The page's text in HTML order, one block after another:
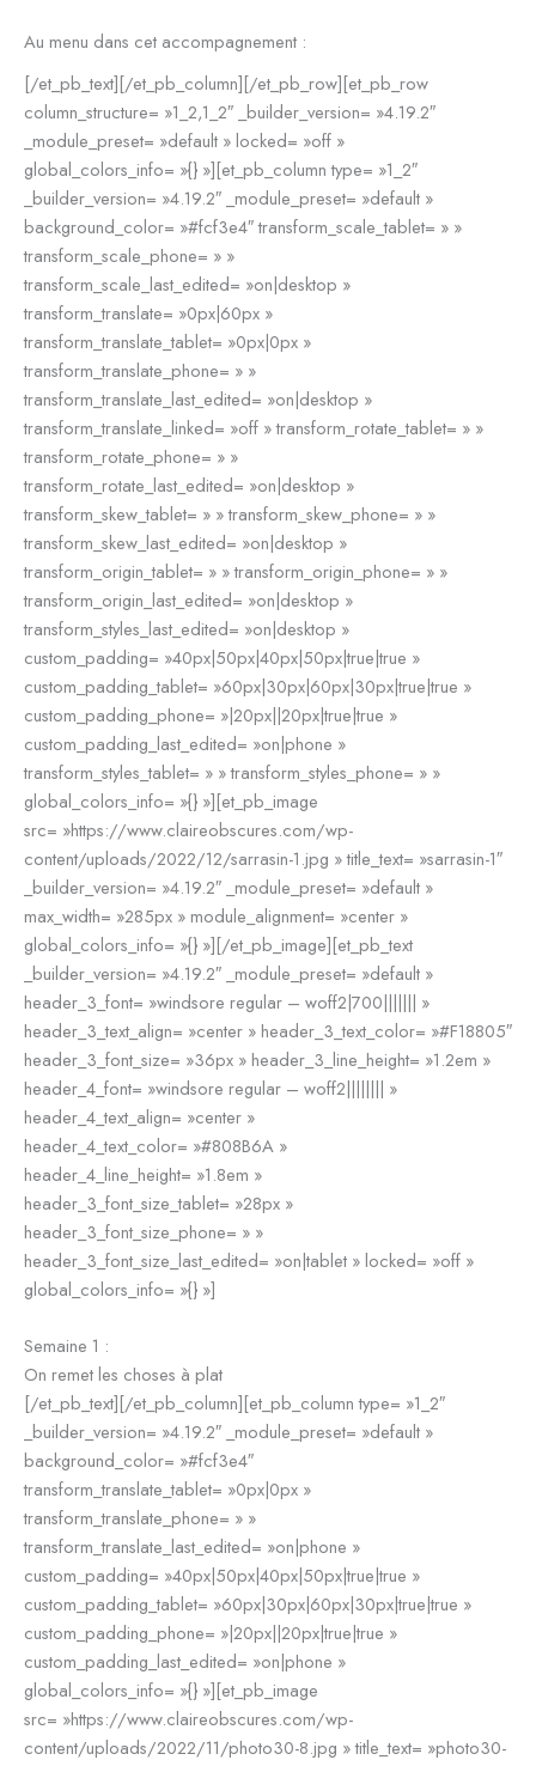
Au menu dans cet accompagnement :
[/et_pb_text][/et_pb_column][/et_pb_row][et_pb_row
column_structure= »1_2,1_2″ _builder_version= »4.19.2″
_module_preset= »default » locked= »off »
global_colors_info= »{} »][et_pb_column type= »1_2″
_builder_version= »4.19.2″ _module_preset= »default »
background_color= »#fcf3e4″ transform_scale_tablet= » »
transform_scale_phone= » »
transform_scale_last_edited= »on|desktop »
transform_translate= »0px|60px »
transform_translate_tablet= »0px|0px »
transform_translate_phone= » »
transform_translate_last_edited= »on|desktop »
transform_translate_linked= »off » transform_rotate_tablet= » »
transform_rotate_phone= » »
transform_rotate_last_edited= »on|desktop »
transform_skew_tablet= » » transform_skew_phone= » »
transform_skew_last_edited= »on|desktop »
transform_origin_tablet= » » transform_origin_phone= » »
transform_origin_last_edited= »on|desktop »
transform_styles_last_edited= »on|desktop »
custom_padding= »40px|50px|40px|50px|true|true »
custom_padding_tablet= »60px|30px|60px|30px|true|true »
custom_padding_phone= »|20px||20px|true|true »
custom_padding_last_edited= »on|phone »
transform_styles_tablet= » » transform_styles_phone= » »
global_colors_info= »{} »][et_pb_image
src= »https://www.claireobscures.com/wp-
content/uploads/2022/12/sarrasin-1.jpg » title_text= »sarrasin-1″
_builder_version= »4.19.2″ _module_preset= »default »
max_width= »285px » module_alignment= »center »
global_colors_info= »{} »][/et_pb_image][et_pb_text
_builder_version= »4.19.2″ _module_preset= »default »
header_3_font= »windsore regular – woff2|700||||||| »
header_3_text_align= »center » header_3_text_color= »#F18805″
header_3_font_size= »36px » header_3_line_height= »1.2em »
header_4_font= »windsore regular – woff2|||||||| »
header_4_text_align= »center »
header_4_text_color= »#808B6A »
header_4_line_height= »1.8em »
header_3_font_size_tablet= »28px »
header_3_font_size_phone= » »
header_3_font_size_last_edited= »on|tablet » locked= »off »
global_colors_info= »{} »]
Semaine 1 :
On remet les choses à plat
[/et_pb_text][/et_pb_column][et_pb_column type= »1_2″
_builder_version= »4.19.2″ _module_preset= »default »
background_color= »#fcf3e4″
transform_translate_tablet= »0px|0px »
transform_translate_phone= » »
transform_translate_last_edited= »on|phone »
custom_padding= »40px|50px|40px|50px|true|true »
custom_padding_tablet= »60px|30px|60px|30px|true|true »
custom_padding_phone= »|20px||20px|true|true »
custom_padding_last_edited= »on|phone »
global_colors_info= »{} »][et_pb_image
src= »https://www.claireobscures.com/wp-
content/uploads/2022/11/photo30-8.jpg » title_text= »photo30-